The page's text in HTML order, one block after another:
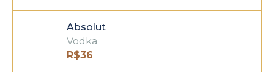
Absolut
Vodka
R$36